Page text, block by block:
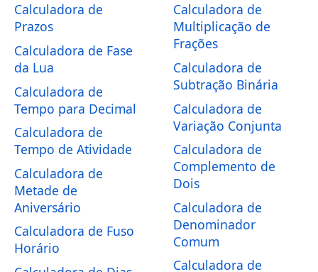
Calculadora de
Prazos
Calculadora de Fase
da Lua
Calculadora de
Tempo para Decimal
Calculadora de
Tempo de Atividade
Calculadora de
Metade de
Aniversário
Calculadora de Fuso
Horário
Calculadora de
Multiplicação de
Frações
Calculadora de
Subtração Binária
Calculadora de
Variação Conjunta
Calculadora de
Complemento de
Dois
Calculadora de
Denominador
Comum
Calculadora de